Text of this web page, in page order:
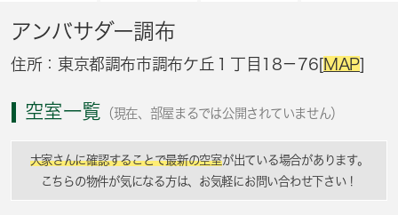
アンバサダー調布
住所：東京都調布市調布ケ丘１丁目18－76[MAP]
空室一覧 （現在、部屋まるでは公開されていません）
大家さんに確認することで最新の空室が出ている場合があります。
こちらの物件が気になる方は、お気軽にお問い合わせ下さい！